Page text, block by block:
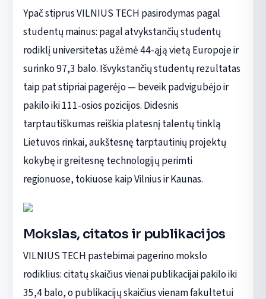
Ypač stiprus VILNIUS TECH pasirodymas pagal
studentų mainus: pagal atvykstančių studentų
rodiklį universitetas užėmė 44-ąją vietą Europoje ir
surinko 97,3 balo. Išvykstančių studentų rezultatas
taip pat stipriai pagerėjo — beveik padvigubėjo ir
pakilo iki 111-osios pozicijos. Didesnis
tarptautiškumas reiškia platesnį talentų tinklą
Lietuvos rinkai, aukštesnę tarptautinių projektų
kokybę ir greitesnę technologijų perimti
regionuose, tokiuose kaip Vilnius ir Kaunas.
Mokslas, citatos ir publikacijos
VILNIUS TECH pastebimai pagerino mokslo
rodiklius: citatų skaičius vienai publikacijai pakilo iki
35,4 balo, o publikacijų skaičius vienam fakultetui